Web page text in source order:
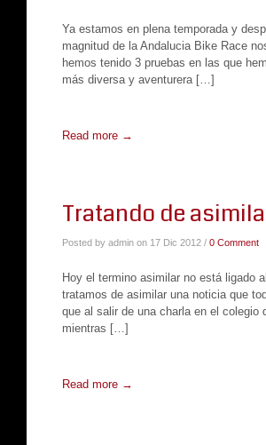
Ya estamos en plena temporada y
magnitud de la Andalucia Bike Race
hemos tenido 3 pruebas en las que
más diversa y aventurera […]
Read more →
Tratando de
Posted by admin on 17 Dic 2012 / 0 Comment
Hoy el termino asimilar no está ligado
tratamos de asimilar una noticia que
que al salir de una charla en el colegio
mientras […]
Read more →